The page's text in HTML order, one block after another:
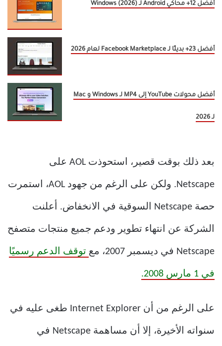
أفضل 12+ محاكي Android لـ Windows (2026)
أفضل 23+ بديلًا لـ Facebook Marketplace لعام 2026
أفضل محولات YouTube إلى MP4 لـ Windows و Mac
لـ 2026
بعد ذلك بوقت قصير، استحوذت AOL على
Netscape. ولكن على الرغم من جهود AOL، استمرت
حصة Netscape السوقية في الانخفاض. أعلنت
الشركة عن انتهاء تطوير ودعم جميع منتجات متصفح
Netscape في ديسمبر 2007، مع توقف الدعم رسميًا
في 1 مارس 2008.
على الرغم من أن Internet Explorer طغى عليه في
سنواته الأخيرة، إلا أن مساهمة Netscape في